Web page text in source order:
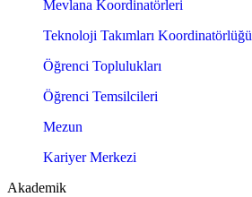
Mevlana Koordinatörleri
Teknoloji Takımları Koordinatörlüğü
Öğrenci Toplulukları
Öğrenci Temsilcileri
Mezun
Kariyer Merkezi
Akademik